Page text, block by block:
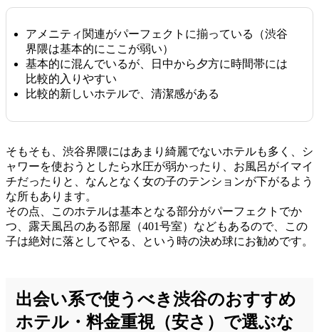
アメニティ関連がパーフェクトに揃っている（渋谷
界隈は基本的にここが弱い）
基本的に混んでいるが、日中から夕方に時間帯には
比較的入りやすい
比較的新しいホテルで、清潔感がある
そもそも、渋谷界隈にはあまり綺麗でないホテルも多く、シ
ャワーを使おうとしたら水圧が弱かったり、お風呂がイマイ
チだったりと、なんとなく女の子のテンションが下がるよう
な所もあります。
その点、このホテルは基本となる部分がパーフェクトでか
つ、露天風呂のある部屋（401号室）などもあるので、この
子は絶対に落としてやる、という時の決め球にお勧めです。
出会い系で使うべき渋谷のおすすめ
ホテル・料金重視（安さ）で選ぶな